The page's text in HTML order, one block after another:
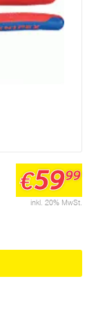
inkl. 20% MwSt.
€5999